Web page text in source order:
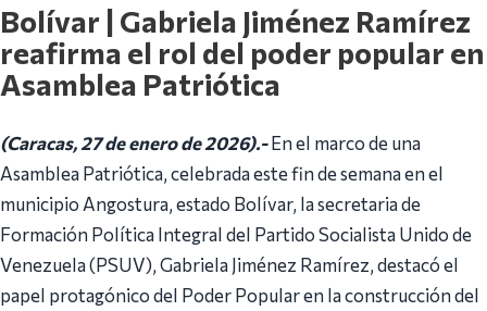
Bolívar | Gabriela Jiménez Ramírez
reafirma el rol del poder popular en
Asamblea Patriótica
(Caracas, 27 de enero de 2026).-En el marco de una
Asamblea Patriótica, celebrada este fin de semana en el
municipio Angostura, estado Bolívar, la secretaria de
Formación Política Integral del Partido Socialista Unido de
Venezuela (PSUV), Gabriela Jiménez Ramírez, destacó el
papel protagónico del Poder Popular en la construcción del